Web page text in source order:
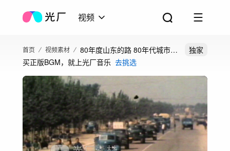
视频
首页 视频素材
80年度山东的路 80年代城市道
路 乡村道路
独家
买正版BGM，就上光厂音乐 去挑选